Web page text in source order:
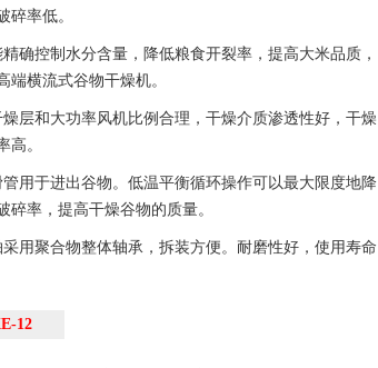
碎率低。
确控制水分含量，降低粮食开裂率，提高大米品质，
端横流式谷物干燥机。
层和大功率风机比例合理，干燥介质渗透性好，干燥
高。
管用于进出谷物。低温平衡循环操作可以最大限度地降
碎率，提高干燥谷物的质量。
用聚合物整体轴承，拆装方便。耐磨性好，使用寿命
12